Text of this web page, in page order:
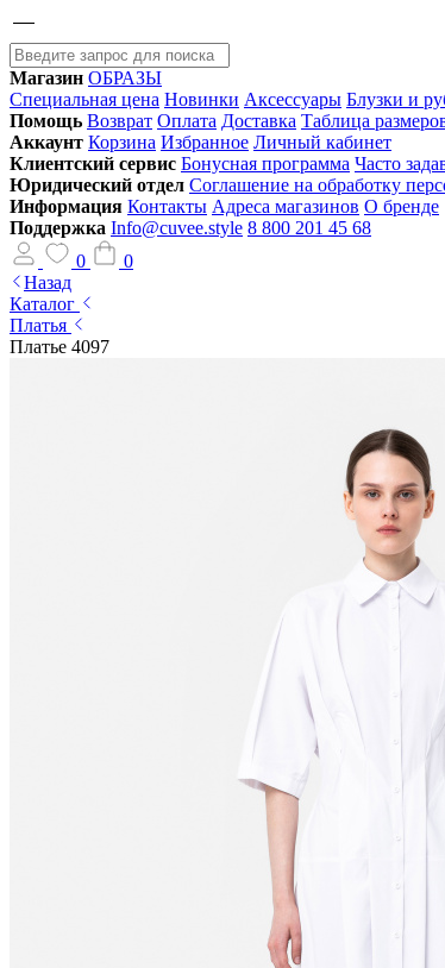
Магазин ОБРАЗЫ
Специальная цена Новинки Аксессуары Блузки и
Помощь Возврат Оплата Доставка Таблица
Аккаунт Корзина Избранное Личный кабинет
Клиентский сервис Бонусная программа Часто
Юридический отдел Соглашение на обработку
Информация Контакты Адреса магазинов О бренде
Поддержка Info@cuvee.style 8 800 201 45 68
0
0
Назад
Каталог
Платья
Платье 4097